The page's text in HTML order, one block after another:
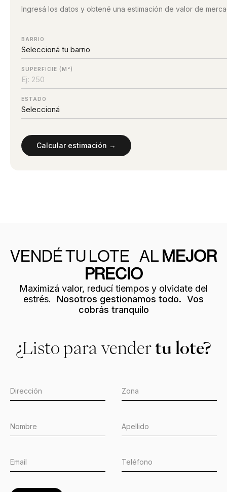
Ingresá los datos y obtené una estimación de valor de
BARRIO
SUPERFICIE (M²)
ESTADO
Calcular estimación →
VENDÉ TU LOTE AL MEJOR
PRECIO
Maximizá valor, reducí tiempos y olvidate del
estrés. Nosotros gestionamos todo. Vos
cobrás tranquilo
¿Listo para vender tu lote?